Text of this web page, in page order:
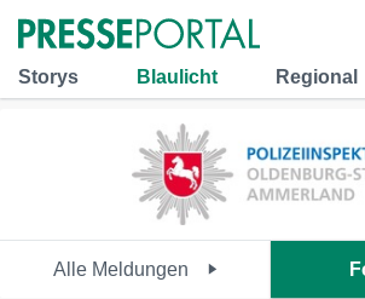
Storys Blaulicht Regional
Alle Meldungen